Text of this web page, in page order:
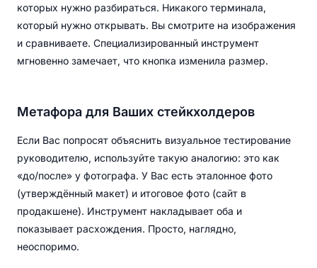
которых нужно разбираться. Никакого терминала,
который нужно открывать. Вы смотрите на изображения
и сравниваете. Специализированный инструмент
мгновенно замечает, что кнопка изменила размер.
Метафора для Ваших стейкхолдеров
Если Вас попросят объяснить визуальное тестирование
руководителю, используйте такую аналогию: это как
«до/после» у фотографа. У Вас есть эталонное фото
(утверждённый макет) и итоговое фото (сайт в
продакшене). Инструмент накладывает оба и
показывает расхождения. Просто, наглядно,
неоспоримо.